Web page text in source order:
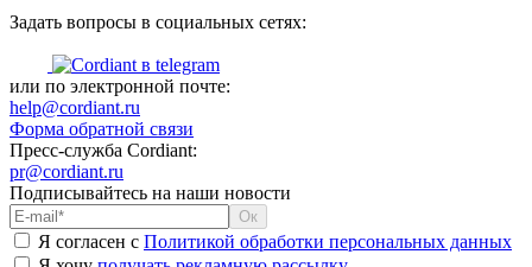
Задать вопросы в социальных сетях:
или по электронной почте:
help@cordiant.ru
Форма обратной связи
Пресс-служба Cordiant:
pr@cordiant.ru
Подписывайтесь на наши новости
Я согласен с Политикой обработки персональных данных